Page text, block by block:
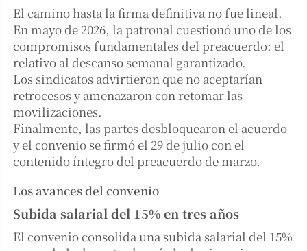
El camino hasta la firma definitiva no fue lineal.
En mayo de 2026, la patronal cuestionó uno de los
compromisos fundamentales del preacuerdo: el
relativo al descanso semanal garantizado.
Los sindicatos advirtieron que no aceptarían
retrocesos y amenazaron con retomar las
movilizaciones.
Finalmente, las partes desbloquearon el acuerdo
y el convenio se firmó el 29 de julio con el
contenido íntegro del preacuerdo de marzo.
Los avances del convenio
Subida salarial del 15% en tres años
El convenio consolida una subida salarial del 15%